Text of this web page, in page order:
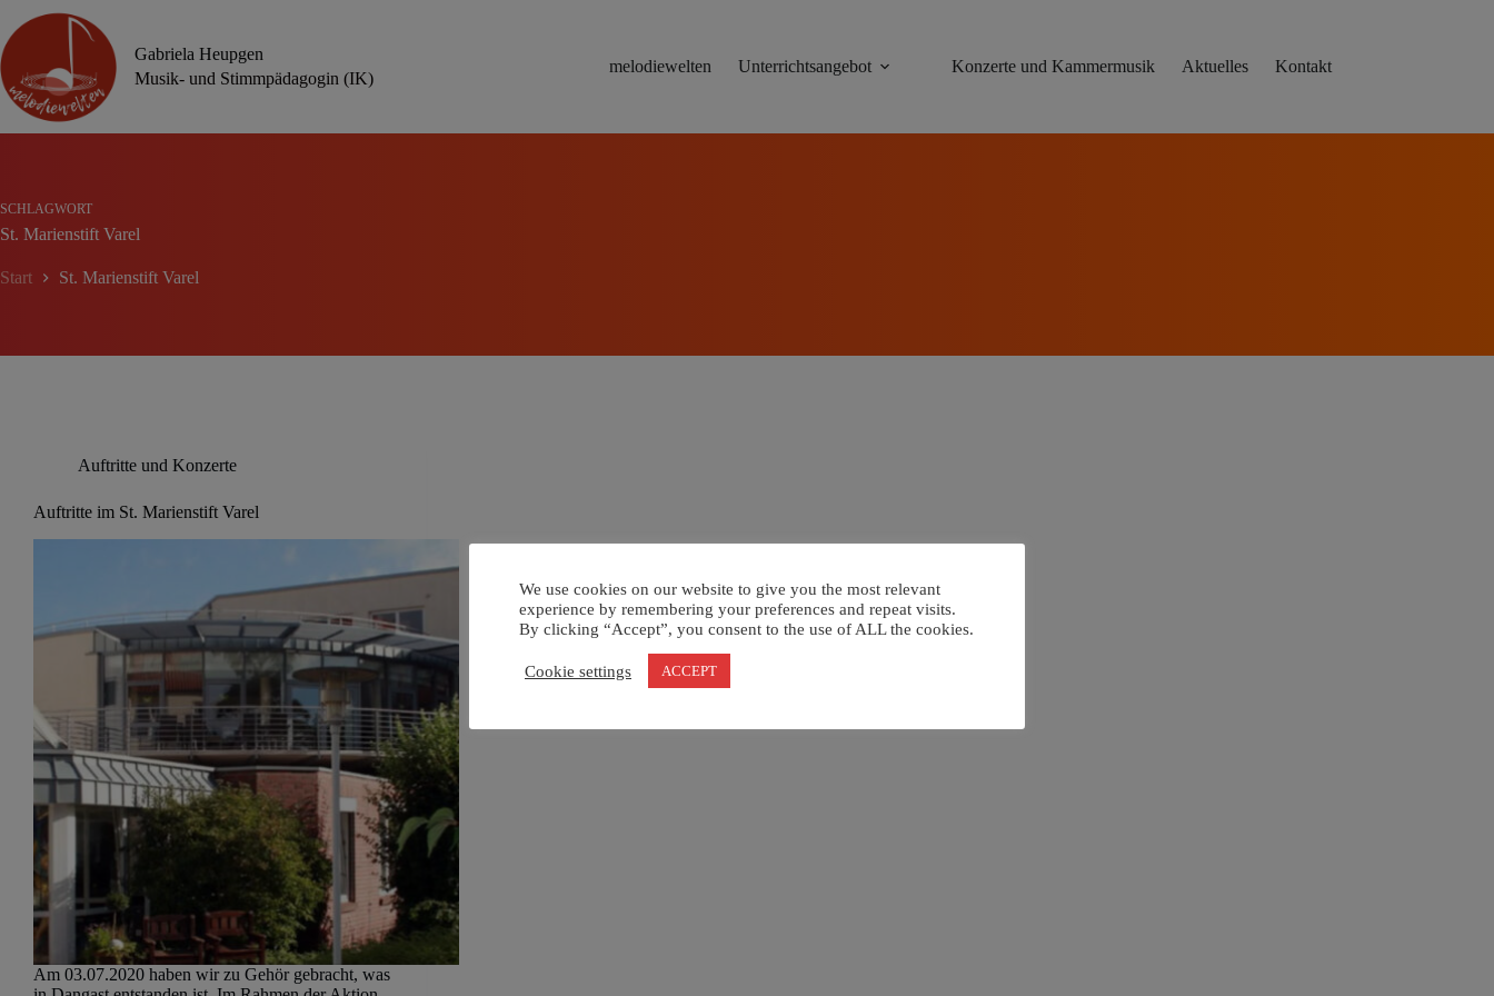
Inhalt
springen
Gabriela Heupgen
Musik- und Stimmpädagogin (IK)
melodiewelten Unterrichtsangebot Konzerte und Kammermusik Aktuelles Kontakt
SCHLAGWORT
St. Marienstift Varel
Start St. Marienstift Varel
Auftritte und Konzerte
Auftritte im St. Marienstift Varel
Am 03.07.2020 haben wir zu Gehör gebracht, was
We use cookies on our website to give you the most relevant
experience by remembering your preferences and repeat visits.
By clicking “Accept”, you consent to the use of ALL the cookies.
Cookie settings ACCEPT